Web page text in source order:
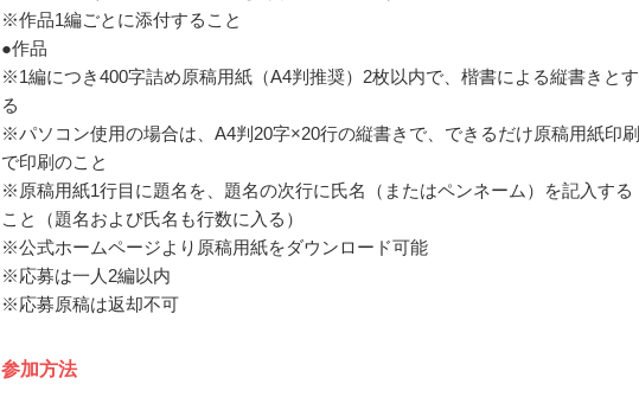
※作品1編ごとに添付すること
●作品
※1編につき400字詰め原稿用紙（A4判推奨）2枚以内で、楷書による縦書きとす
る
※パソコン使用の場合は、A4判20字×20行の縦書きで、できるだけ原稿用紙印刷
で印刷のこと
※原稿用紙1行目に題名を、題名の次行に氏名（またはペンネーム）を記入する
こと（題名および氏名も行数に入る）
※公式ホームページより原稿用紙をダウンロード可能
※応募は一人2編以内
※応募原稿は返却不可
参加方法